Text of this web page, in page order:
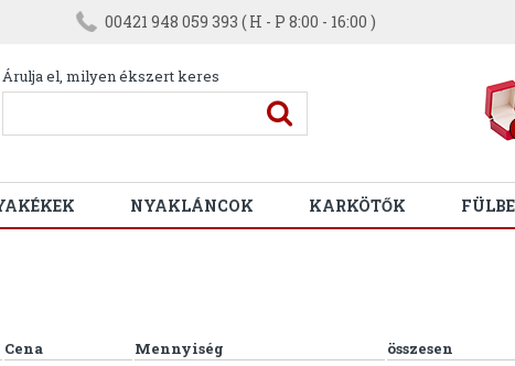
00421 948 059 393 ( H - P 8:00 - 16:00 )
Árulja el, milyen ékszert keres
NYAKLÁNCOK KARKÖTŐK
Cena Mennyiség összesen